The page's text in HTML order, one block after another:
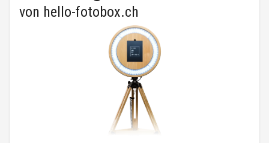
von hello-fotobox.ch